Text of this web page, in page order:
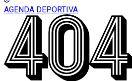
AGENDA DEPORTIVA